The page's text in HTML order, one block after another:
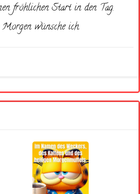
fröhlichen Start in den Tag.
wünsche ich.